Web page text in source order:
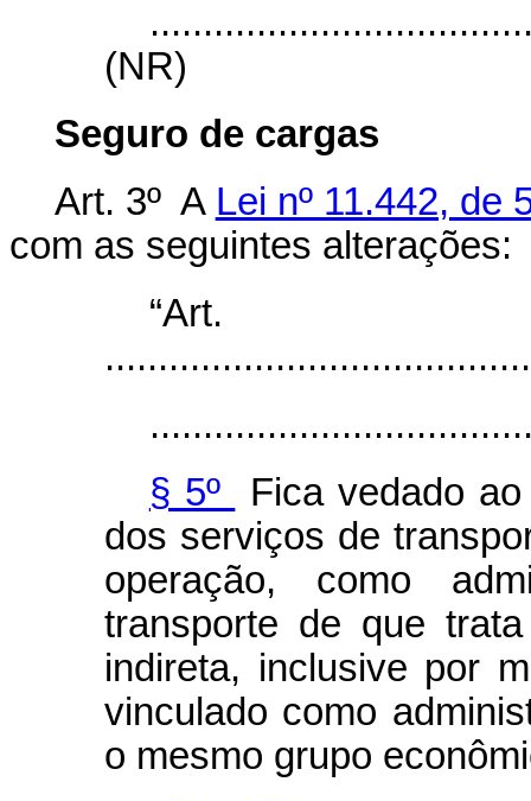
(NR)
Seguro de cargas
Art. 3º A Lei nº 11.442, de
com as seguintes alterações:
§ 5º
Fica vedado
dos serviços de
operação, como
transporte de que
indireta, inclusive por
vinculado como
o mesmo grupo